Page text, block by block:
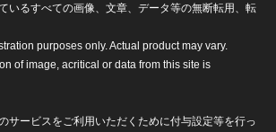
いるすべての画像、文章、データ等の無断転用、転
purposes only. Actual product may vary.
of image, acritical or data from this site is
サービスをご利用いただくために付与設定等を行っ